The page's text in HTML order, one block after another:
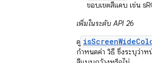
ขอบเขตสีแคบ เช่น sRGB
เพิ่มในระดับ API 26
ดู
กำหนดค่า วิธี ซึ่งระบุว่าหน้า